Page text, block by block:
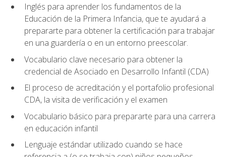
Inglés para aprender los fundamentos de la
Educación de la Primera Infancia, que te ayudará a
prepararte para obtener la certificación para trabajar
en una guardería o en un entorno preescolar.
Vocabulario clave necesario para obtener la
credencial de Asociado en Desarrollo Infantil (CDA)
El proceso de acreditación y el portafolio profesional
CDA, la visita de verificación y el examen
Vocabulario básico para prepararte para una carrera
en educación infantil
Lenguaje estándar utilizado cuando se hace